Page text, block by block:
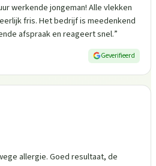
werkende jongeman! Alle vlekken
fris. Het bedrijf is meedenkend
afspraak en reageert snel.”
Geverifieerd
allergie. Goed resultaat, de